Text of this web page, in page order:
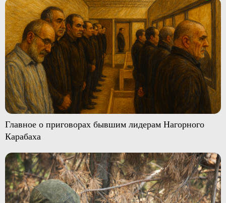
Главное о приговорах бывшим лидерам Нагорного
Карабаха